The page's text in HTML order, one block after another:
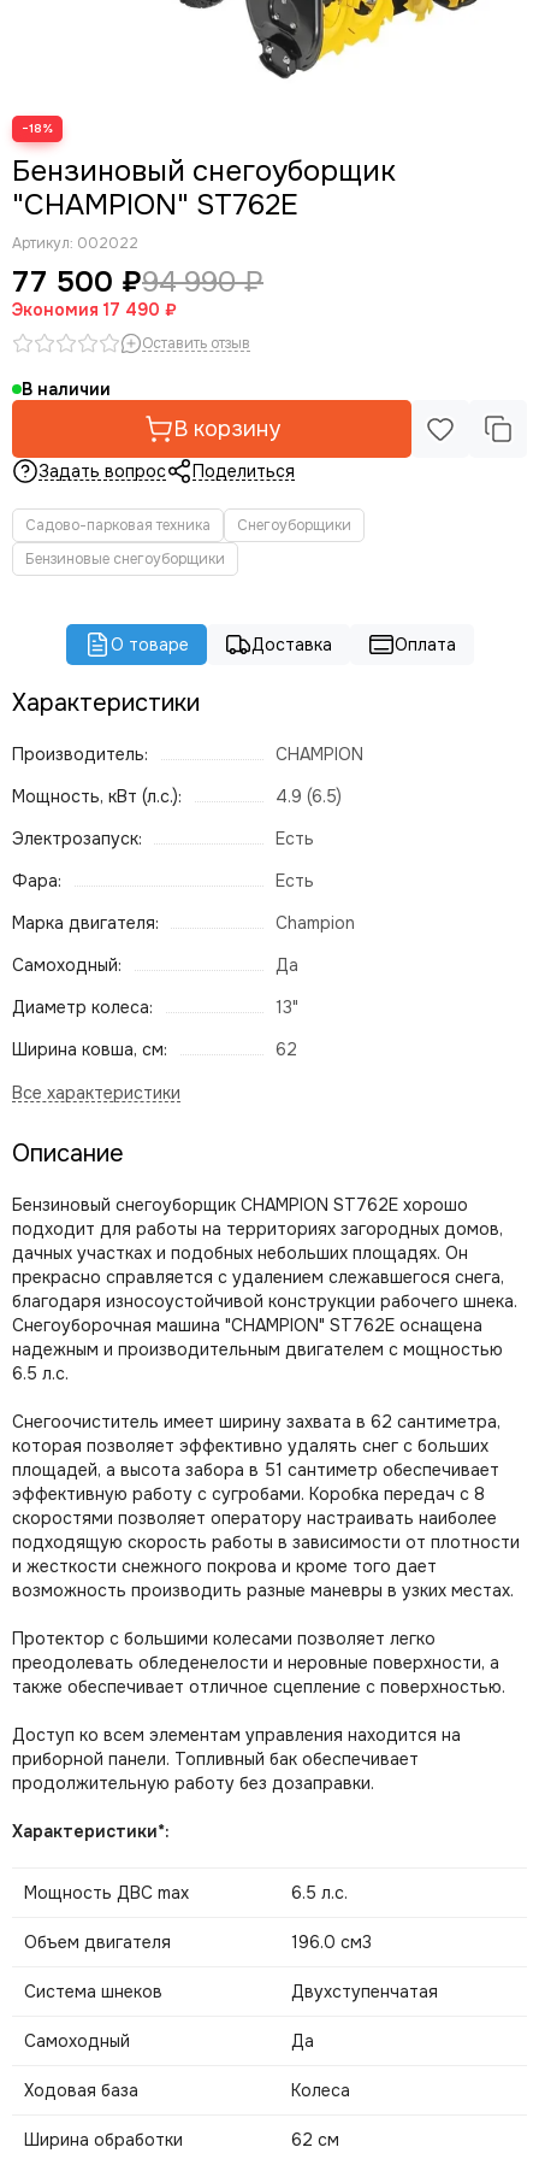
Аккумуляторная садовая техника
−18%
Бензиновый снегоуборщик
"CHAMPION" ST762E
Артикул: 002022
77 500 ₽94 990 ₽
Экономия 17 490 ₽
Оставить отзыв
В наличии
В корзину
Задать вопрос Поделиться
Садово-парковая техника
Снегоуборщики
Бензиновые снегоуборщики
О товаре Доставка Оплата
Характеристики
Производитель:
CHAMPION
Мощность, кВт (л.с.):
4.9 (6.5)
Электрозапуск:
Есть
Фара:
Есть
Марка двигателя:
Champion
Самоходный:
Да
Диаметр колеса:
13"
Ширина ковша, см:
62
Описание
Бензиновый снегоуборщик CHAMPION ST762E хорошо
подходит для работы на территориях загородных домов,
дачных участках и подобных небольших площадях. Он
прекрасно справляется с удалением слежавшегося снега,
благодаря износоустойчивой конструкции рабочего шнека.
Снегоуборочная машина "CHAMPION" ST762E оснащена
надежным и производительным двигателем с мощностью
6.5 л.с.
Снегоочиститель имеет ширину захвата в 62 сантиметра,
которая позволяет эффективно удалять снег с больших
площадей, а высота забора в 51 сантиметр обеспечивает
эффективную работу с сугробами. Коробка передач с 8
скоростями позволяет оператору настраивать наиболее
подходящую скорость работы в зависимости от плотности
и жесткости снежного покрова и кроме того дает
возможность производить разные маневры в узких местах.
Протектор с большими колесами позволяет легко
преодолевать обледенелости и неровные поверхности, а
также обеспечивает отличное сцепление с поверхностью.
Доступ ко всем элементам управления находится на
приборной панели. Топливный бак обеспечивает
продолжительную работу без дозаправки.
Характеристики*:
Мощность ДВС max 6.5 л.с.
Объем двигателя 196.0 см3
Система шнеков Двухступенчатая
Самоходный Да
Ходовая база Колеса
Ширина обработки 62 см